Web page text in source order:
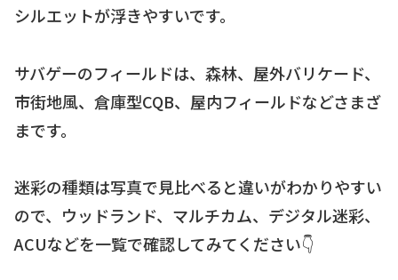
シルエットが浮きやすいです。
サバゲーのフィールドは、森林、屋外バリケード、
市街地風、倉庫型CQB、屋内フィールドなどさまざ
まです。
迷彩の種類は写真で見比べると違いがわかりやすい
ので、ウッドランド、マルチカム、デジタル迷彩、
ACUなどを一覧で確認してみてください👇